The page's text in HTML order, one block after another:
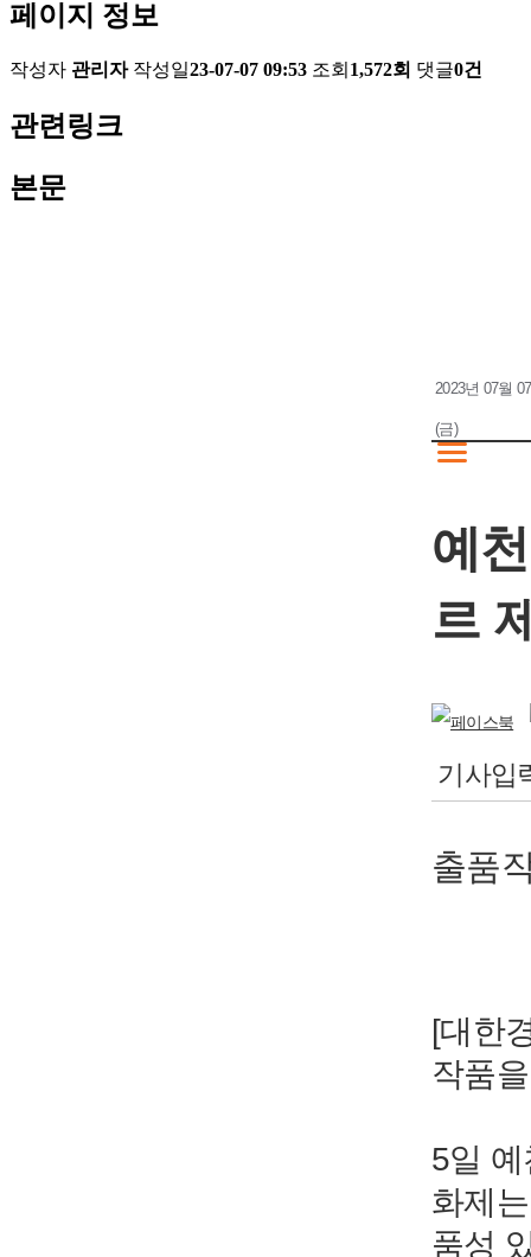
페이지 정보
작성자 관리자 작성일23-07-07 09:53 조회 1,572회 댓글0건
관련링크
본문
2023년 07월
(금)
예
르
기사입
출품
[대한
작품
5일
화제
품성